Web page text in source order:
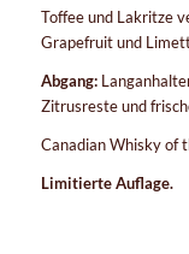
Toffee und Lakritze
Grapefruit und
Abgang:
Zitrusreste und
Canadian Whisky of
Limitierte Auflage.